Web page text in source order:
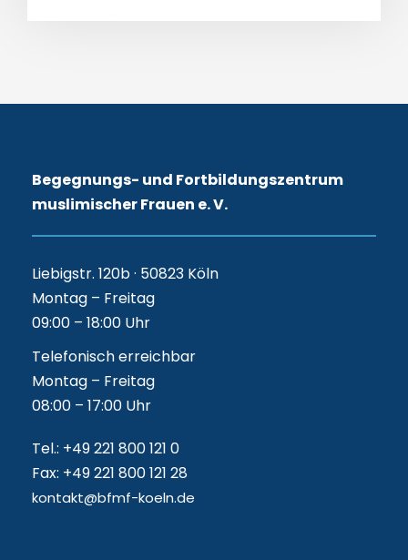
Begegnungs- und Fortbildungszentrum
muslimischer Frauen e. V.
Liebigstr. 120b · 50823 Köln
Montag – Freitag
09:00 – 18:00 Uhr
Telefonisch erreichbar
Montag – Freitag
08:00 – 17:00 Uhr
Tel.: +49 221 800 121 0
Fax: +49 221 800 121 28
kontakt@bfmf-koeln.de